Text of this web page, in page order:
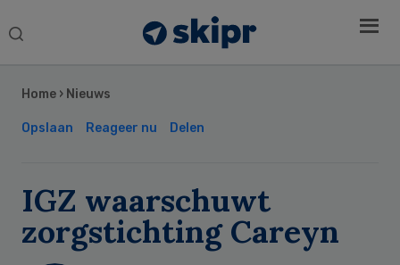
Search
Home › Nieuws
Opslaan Reageer nu Delen
IGZ waarschuwt
zorgstichting Careyn
Sidebar